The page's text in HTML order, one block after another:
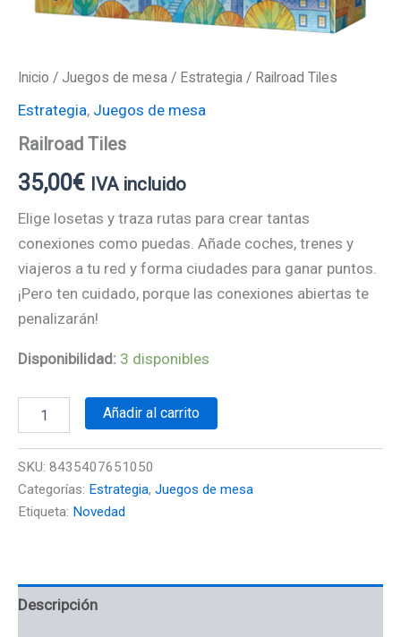
Inicio / Juegos de mesa / Estrategia / Railroad Tiles
Estrategia, Juegos de mesa
Railroad Tiles
35,00€ IVA incluido
Elige losetas y traza rutas para crear tantas
conexiones como puedas. Añade coches, trenes y
viajeros a tu red y forma ciudades para ganar puntos.
¡Pero ten cuidado, porque las conexiones abiertas te
penalizarán!
Disponibilidad: 3 disponibles
Añadir al carrito
SKU: 8435407651050
Categorías: Estrategia, Juegos de mesa
Etiqueta: Novedad
Descripción